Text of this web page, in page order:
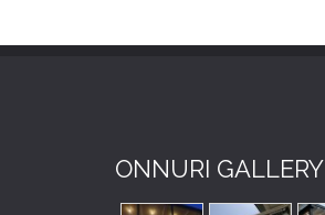
ONNURI GALLERY